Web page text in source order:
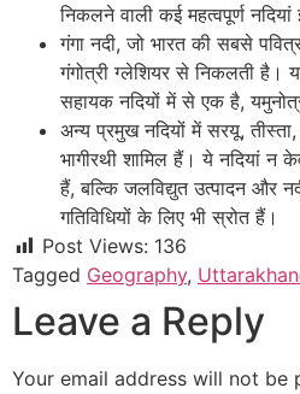
निकलने वाली कई महत्वपूर्ण
गंगा नदी, जो भारत की सबसे
गंगोत्री ग्लेशियर से निकलती है।
सहायक नदियों में से एक है,
अन्य प्रमुख नदियों में सरयू,
भागीरथी शामिल हैं। ये नदियां न
हैं, बल्कि जलविद्युत उत्पादन और
गतिविधियों के लिए भी स्रोत हैं।
Post Views: 136
Tagged Geography,
Leave a Reply
Your email address will not be